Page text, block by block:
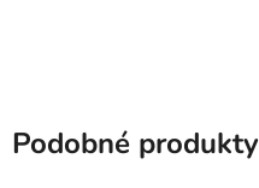
Podobné produkty